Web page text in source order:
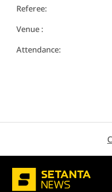
Referee:
Venue :
Attendance: